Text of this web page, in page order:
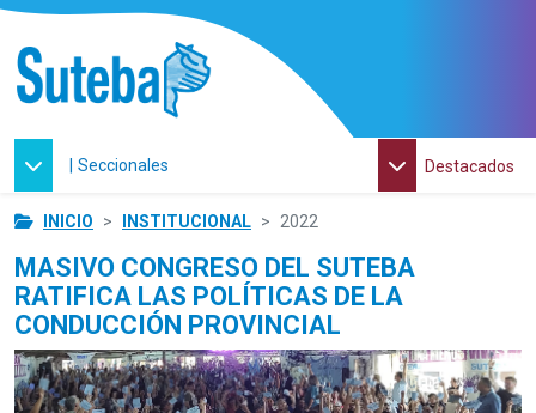
| Seccionales Destacados
INICIO INSTITUCIONAL 2022
MASIVO CONGRESO DEL SUTEBA
RATIFICA LAS POLÍTICAS DE LA
CONDUCCIÓN PROVINCIAL